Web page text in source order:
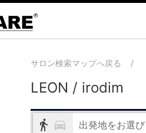
サロン検索マップへ戻る
LEON / irodim
出発地をお選